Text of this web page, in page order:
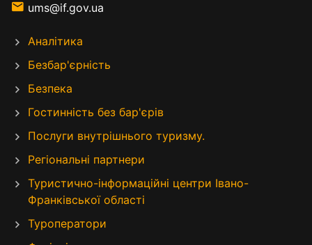
ums@if.gov.ua
Аналітика
Безбар'єрність
Безпека
Гостинність без бар'єрів
Послуги внутрішнього туризму.
Регіональні партнери
Туристично-інформаційні центри Івано-
Франківської області
Туроператори